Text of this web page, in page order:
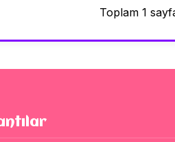
Toplam 1